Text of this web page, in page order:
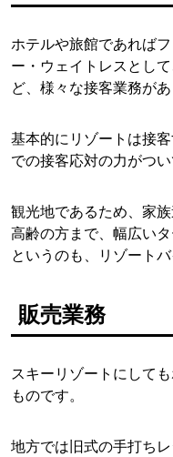
ホテルや旅館であれば
ー・ウェイトレスとし
ど、様々な接客業務があ
基本的にリゾートは接
での接客応対の力がつい
観光地であるため、家
高齢の方まで、幅広い
というのも、リゾート
販売業務
スキーリゾートにして
ものです。
地方では旧式の手打ちレ